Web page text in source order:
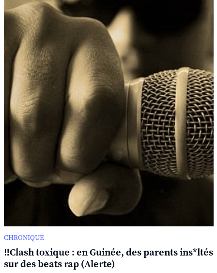
CHRONIQUE
‼️Clash toxique : en Guinée, des parents ins*ltés
sur des beats rap (Alerte)